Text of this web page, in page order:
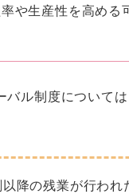
や生産性を高める
バル制度について
降の残業が行われ